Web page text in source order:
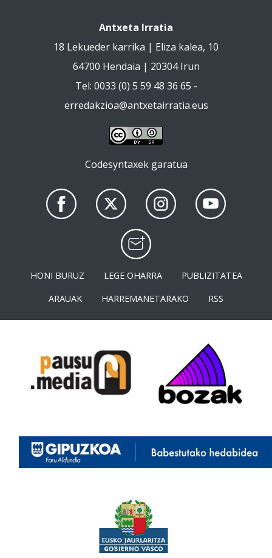
Antxeta Irratia
18 Lekueder karrika | Eliza kalea, 10
64700 Hendaia | 20304 Irun
Tel: 0033 (0) 5 59 48 36 65 -
erredakzioa@antxetairratia.eus
Codesyntaxek garatua
HONI BURUZ LEGE OHARRA
PUBLIZITATEA
ARAUAK
HARREMANETARAKO RSS